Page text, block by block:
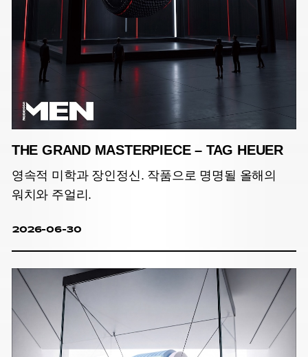
THE GRAND MASTERPIECE – TAG HEUER
영속적 미학과 장인정신. 작품으로 명명될 올해의
워치와 주얼리.
2026-06-30